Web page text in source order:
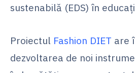
sustenabilă (EDS) în
Proiectul Fashion DIET are
dezvoltarea de noi